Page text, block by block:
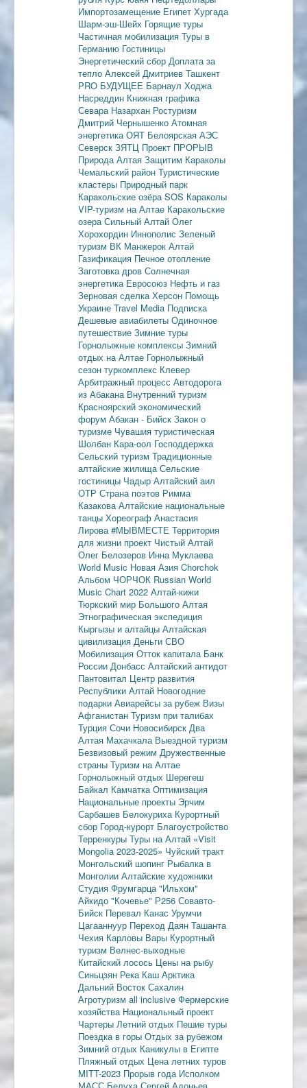
Импортозамещение Египет Хургада
Шарм-эш-Шейх Горящие туры
Частичная мобилизация Туры в
Германию Гостиницы
Энергетический сбор Доплата за
тепло Алексей Дмитриев Ташкент
PRO БУДУЩЕЕ Барнаул Ходжа
Насреддин Книжная графика
Севара Назархан Ростуризм
Дмитрий Чернышенко Атомная
энергетикаОЯТ Белоярская АЭС
Северск ЗЯТЦ Проект ПРОРЫВ
Природа Алтая Защитим Караколы
Чемальский район Туристические
кластеры Природный парк
Каракольские озёраSOS Караколы
VIP-туризм на Алтае Каракольские
озераСильный Алтай Олег
Хорохордин Иннополис Зеленый
туризм ВК Манжерок Алтай
Газификация Печное отопление
Заготовка дров Солнечная
энергетика Евросоюз Нефть и газ
Зерновая сделкаХерсон Помощь
Украине Travel Media Подписка
Дешевые авиабилеты Одиночное
путешествие Зимние туры
Горнолыжные комплексы Зимний
отдых на Алтае Горнолыжный
сезон туркомплекс Клевер
Арбитражный процесс Автодорога
из Абакана Внутренний туризм
Красноярский экономический
форум Абакан - Бийск Закон о
туризме Чувашия туристическая
Шолбан Кара-оол Господдержка
Сельский туризм Традиционные
алтайские жилищаСельские
гостиницы Чадыр Алтайский аил
ОТР Страна поэтов Римма
КазаковаАлтайские национальные
танцы Хореограф Анастасия
Лирова#МЫВМЕСТЕ Территория
для жизни проект Чистый Алтай
Олег Белозеров Инна Муклаева
World Music Новая Азия Chorchok
Альбом ЧОРЧОК Russian World
Music Chart 2022 Алтай-кижи
Тюркский мир Большого Алтая
Этнографическая экспедиция
Кыргызы и алтайцы Алтайская
цивилизация Деньги СВО
Мобилизация Отток капитала Банк
России Донбасс Алтайский антидот
Пантовитал Центр развития
Республики Алтай Новогодние
подарки Авиарейсы за рубеж Визы
Афганистан Туризм при талибах
Турция Сочи Новосибирск Два
Алтая Махачкала Выездной туризм
Безвизовый режим Дружественные
страны Туризм на Алтае
Горнолыжный отдых Шерегеш
Байкал КамчаткаОптимизация
Национальные проекты Эрчим
Сарбашев Белокуриха Курортный
сбор Город-курорт Благоустройство
Терренкуры Туры на Алтай «Visit
Mongolia 2023-2025» Чуйский тракт
Монгольский шопинг Рыбалка в
Монголии Алтайские художники
Студия Фрумгарца"Ильхом"
Айкидо "Кочевье" Р256 Совавто-
Бийск Перевал Канас Урумчи
Цагааннуур Переход Даян Ташанта
Чехия Карловы Вары Курортный
туризм Велнес-выходные
Китайский лосось Цены на рыбу
Синьцзян Река Каш Арктика
Дальний Восток Сахалин
Агротуризм all inclusive Фермерские
хозяйства Национальный проект
Чартеры Летний отдых Пешие туры
Поездка в горы Отдых за рубежом
Зимний отдых Каникулы в Египте
Пляжный отдых Цена летних туров
MITT-2023 Прорыв года Исполком